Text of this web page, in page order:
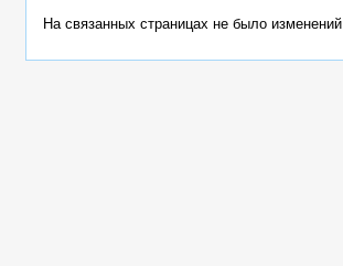
На связанных страницах не было